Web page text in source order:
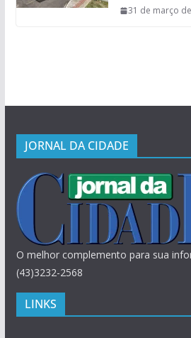
31 de março
JORNAL DA CIDADE
O melhor complemento para sua
(43)3232-2568
LINKS